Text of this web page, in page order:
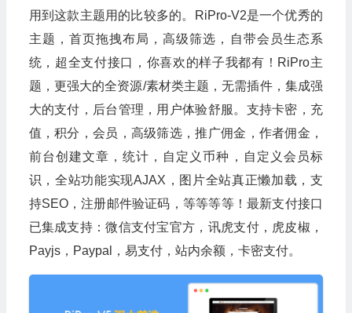
用到这款主题用的比较多的。RiPro-V2是一个优秀的
主题，首页拖拽布局，高级筛选，自带会员生态系
统，超全支付接口，你喜欢的样子我都有！RiPro主
题，更强大的全资源/素材类主题，无需插件，集成强
大的支付，后台管理，用户体验舒服。支持卡密，充
值，积分，会员，高级筛选，推广佣金，作者佣金，
前台创建文章，统计，自定义币种，自定义会员标
识，全站功能实现AJAX，图片全站真正懒加载，支
持SEO，注册邮件验证码，等等等等！最新支付接口
已集成支持：微信支付宝官方，讯虎支付，虎皮椒，
Payjs，Paypal，易支付，站内余额，卡密支付。